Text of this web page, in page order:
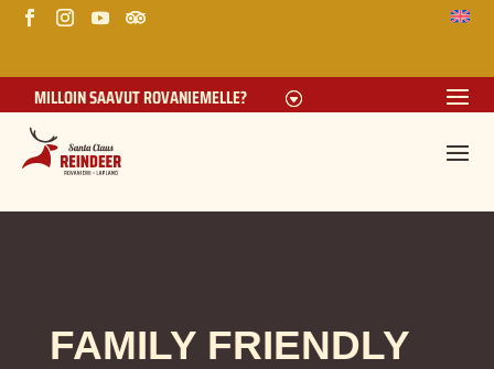
MILLOIN SAAVUT ROVANIEMELLE?
FAMILY FRIENDLY